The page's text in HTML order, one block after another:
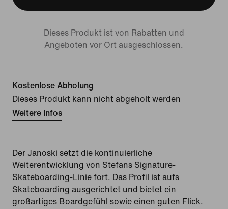
Dieses Produkt ist von Rabatten und
Angeboten vor Ort ausgeschlossen.
Kostenlose Abholung
Dieses Produkt kann nicht abgeholt werden
Weitere Infos
Der Janoski setzt die kontinuierliche
Weiterentwicklung von Stefans Signature-
Skateboarding-Linie fort. Das Profil ist aufs
Skateboarding ausgerichtet und bietet ein
großartiges Boardgefühl sowie einen guten Flick.